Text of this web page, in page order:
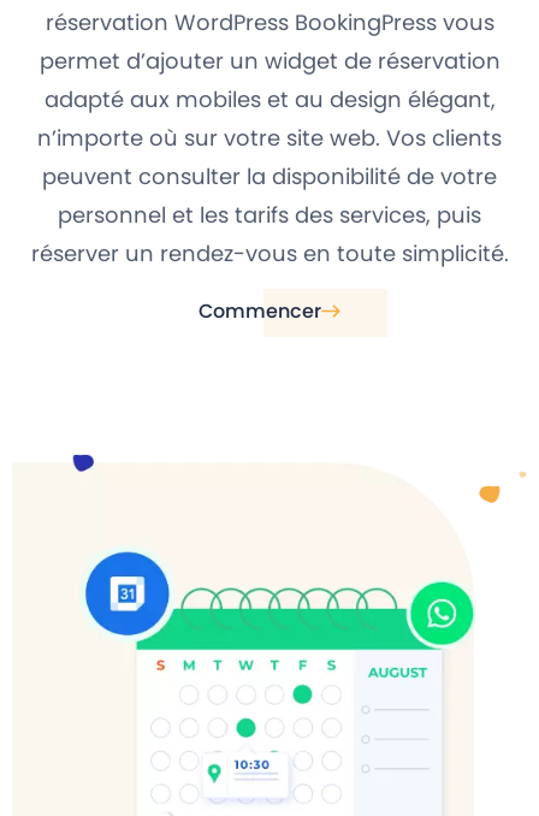
réservation WordPress BookingPress vous
permet d’ajouter un widget de réservation
adapté aux mobiles et au design élégant,
n’importe où sur votre site web. Vos clients
peuvent consulter la disponibilité de votre
personnel et les tarifs des services, puis
réserver un rendez-vous en toute simplicité.
Commencer